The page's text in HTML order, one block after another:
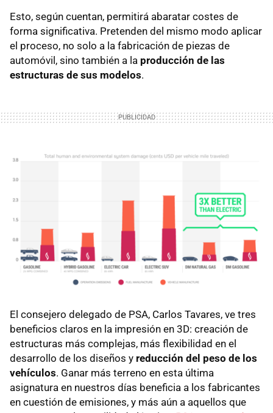
Esto, según cuentan, permitirá abaratar costes de
forma significativa. Pretenden del mismo modo aplicar
el proceso, no solo a la fabricación de piezas de
automóvil, sino también a la producción de las
estructuras de sus modelos.
El consejero delegado de PSA, Carlos Tavares, ve tres
beneficios claros en la impresión en 3D: creación de
estructuras más complejas, más flexibilidad en el
desarrollo de los diseños y reducción del peso de los
vehículos. Ganar más terreno en esta última
asignatura en nuestros días beneficia a los fabricantes
en cuestión de emisiones, y más aún a aquellos que